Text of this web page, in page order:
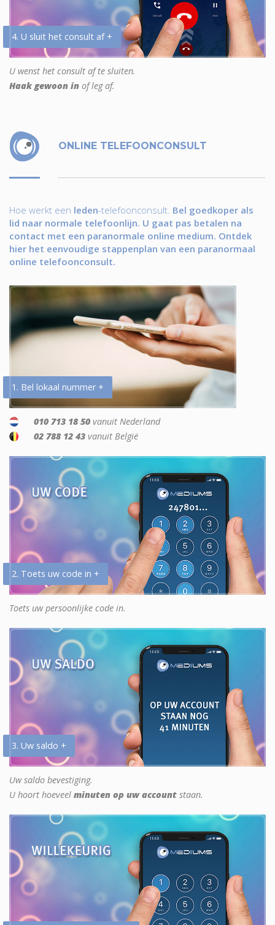
4. U sluit het consult af +
U wenst het consult af te sluiten.
Haak gewoon in of leg af.
ONLINE TELEFOONCONSULT
Hoe werkt een leden-telefoonconsult. Bel goedkoper als
lid naar normale telefoonlijn. U gaat pas betalen na
contact met een paranormale online medium. Ontdek
hier het eenvoudige stappenplan van een paranormaal
online telefoonconsult.
1. Bel lokaal nummer +
010 713 18 50 vanuit Nederland
02 788 12 43 vanuit België
2. Toets uw code in +
Toets uw persoonlijke code in.
3. Uw saldo +
Uw saldo bevestiging.
U hoort hoeveel minuten op uw account staan.